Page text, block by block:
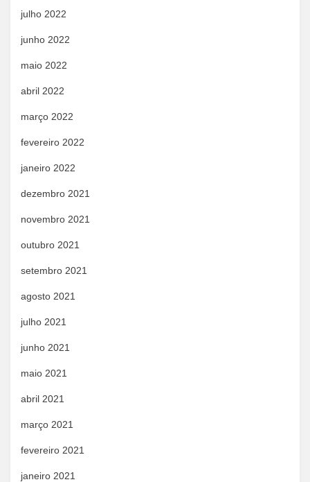
julho 2022
junho 2022
maio 2022
abril 2022
março 2022
fevereiro 2022
janeiro 2022
dezembro 2021
novembro 2021
outubro 2021
setembro 2021
agosto 2021
julho 2021
junho 2021
maio 2021
abril 2021
março 2021
fevereiro 2021
janeiro 2021